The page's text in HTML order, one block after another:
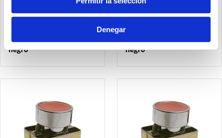
Denegar
104.32.6.22-2.LA
pulsador digital - muelle
negro
Microválvula 3/2
pulsador digital - muelle
negro